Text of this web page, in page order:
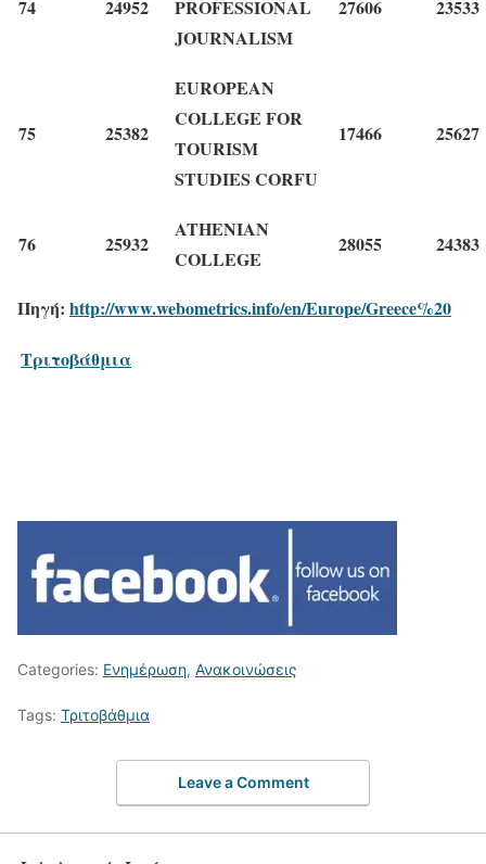
74 24952
PROFESSIONAL
JOURNALISM
27606 23533
75 25382
EUROPEAN
COLLEGE FOR
TOURISM
STUDIES CORFU
17466 25627
76 25932
ATHENIAN
COLLEGE
28055 24383
Πηγή: http://www.webometrics.info/en/Europe/Greece%20
Τριτοβάθμια
Categories: Ενημέρωση, Ανακοινώσεις
Tags: Τριτοβάθμια
Leave a Comment